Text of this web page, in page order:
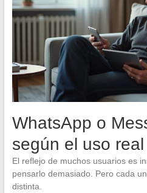
WhatsApp o
según el uso real
El reflejo de muchos usuarios es
pensarlo demasiado. Pero cada
distinta.